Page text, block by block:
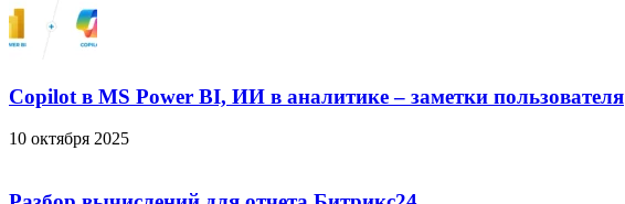
Copilot в MS Power BI, ИИ в аналитике – заметки пользователя
10 октября 2025